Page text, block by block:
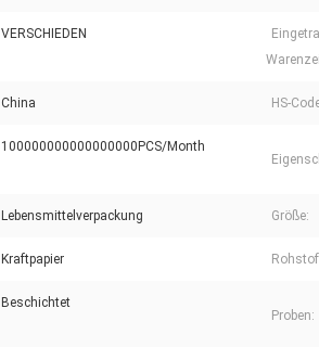
VERSCHIEDEN
China HS-
100000000000000000PCS/Month
Lebensmittelverpackung Größe:
Kraftpapier
Beschichtet
Proben: